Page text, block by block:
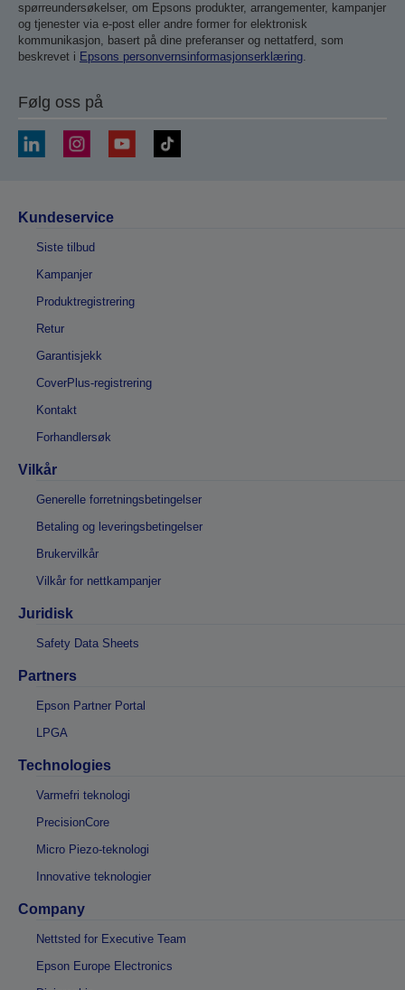
spørreundersøkelser, om Epsons produkter, arrangementer, kampanjer
og tjenester via e-post eller andre former for elektronisk
kommunikasjon, basert på dine preferanser og nettatferd, som
beskrevet i Epsons personvernsinformasjonserklæring.
Følg oss på
Kundeservice
Siste tilbud
Kampanjer
Produktregistrering
Retur
Garantisjekk
CoverPlus-registrering
Kontakt
Forhandlersøk
Vilkår
Generelle forretningsbetingelser
Betaling og leveringsbetingelser
Brukervilkår
Vilkår for nettkampanjer
Juridisk
Safety Data Sheets
Partners
Epson Partner Portal
LPGA
Technologies
Varmefri teknologi
PrecisionCore
Micro Piezo-teknologi
Innovative teknologier
Company
Nettsted for Executive Team
Epson Europe Electronics